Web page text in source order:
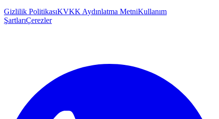
Gizlilik PolitikasıKVKK Aydınlatma MetniKullanım
ŞartlarıÇerezler